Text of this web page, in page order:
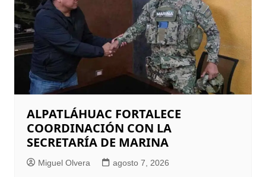
ALPATLÁHUAC FORTALECE
COORDINACIÓN CON LA
SECRETARÍA DE MARINA
Miguel Olvera agosto 7, 2026